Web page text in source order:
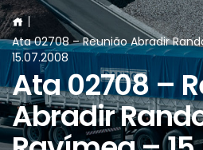
Ata 02708 – Reunião Abradir
15.07.2008
Ata 02708 –
Abradir